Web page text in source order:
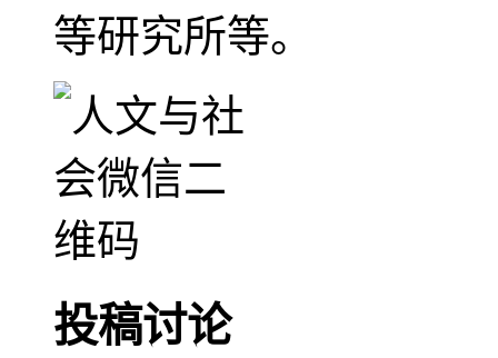
等研究所等。
投稿讨论